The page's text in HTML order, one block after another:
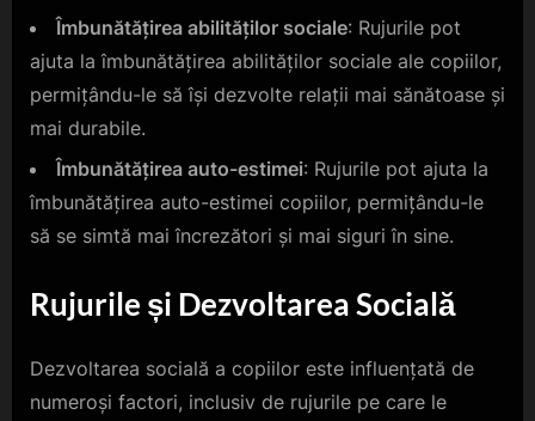
Îmbunătățirea abilităților sociale: Rujurile pot
ajuta la îmbunătățirea abilităților sociale ale copiilor,
permițându-le să își dezvolte relații mai sănătoase și
mai durabile.
Îmbunătățirea auto-estimei: Rujurile pot ajuta la
îmbunătățirea auto-estimei copiilor, permițându-le
să se simtă mai încrezători și mai siguri în sine.
Rujurile și Dezvoltarea Socială
Dezvoltarea socială a copiilor este influențată de
numeroși factori, inclusiv de rujurile pe care le